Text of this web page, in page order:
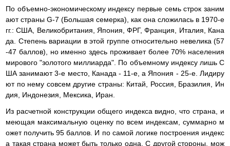
По объемно-экономическому индексу первые семь строк заним
ают страны G-7 (Большая семерка), как она сложилась в 1970-е
гг.: США, Великобритания, Япония, ФРГ, Франция, Италия, Кана
да. Степень вариации в этой группе относительно невелика (57
-47 баллов), но именно здесь проживает более 70% населения
мирового "золотого миллиарда". По объемному индексу лишь С
ША занимают 3-е место, Канада - 11-е, а Япония - 25-е. Лидиру
ют по нему совсем другие страны: Китай, Россия, Бразилия, Ин
дия, Индонезия, Мексика, Иран.
Из расчетной конструкции общего индекса видно, что страна, и
меющая максимальную оценку по всем индексам, суммарно м
ожет получить 95 баллов. И по самой логике построения индекс
а такая страна может быть только одна. С другой стороны, мож